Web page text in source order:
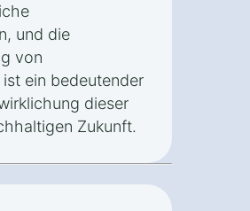
und die
von
ein bedeutender
dieser
Zukunft.